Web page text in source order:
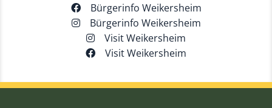
Bürgerinfo Weikersheim
Bürgerinfo Weikersheim
Visit Weikersheim
Visit Weikersheim